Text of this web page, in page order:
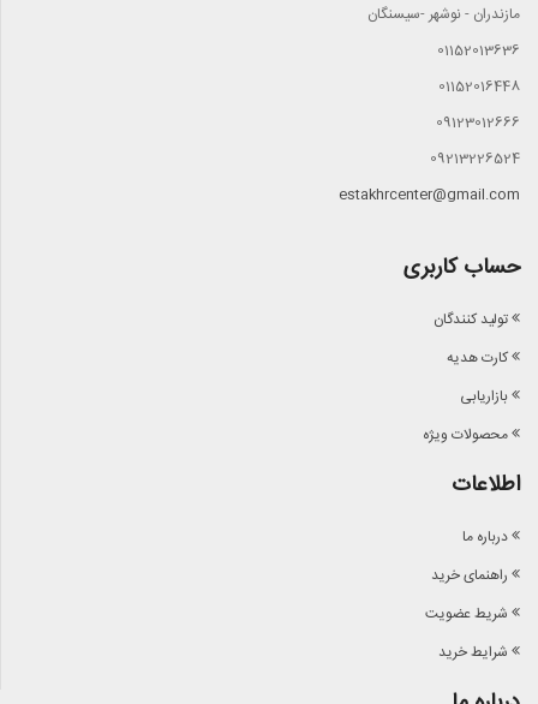
مازندران - نوشهر -سیسنگان
01152013636
01152016448
09123012666
09213226524
estakhrcenter@gmail.com
حساب کاربری
تولید کنندگان
کارت هدیه
بازاریابی
محصولات ویژه
اطلاعات
درباره ما
راهنمای خرید
شریط عضویت
شرایط خرید